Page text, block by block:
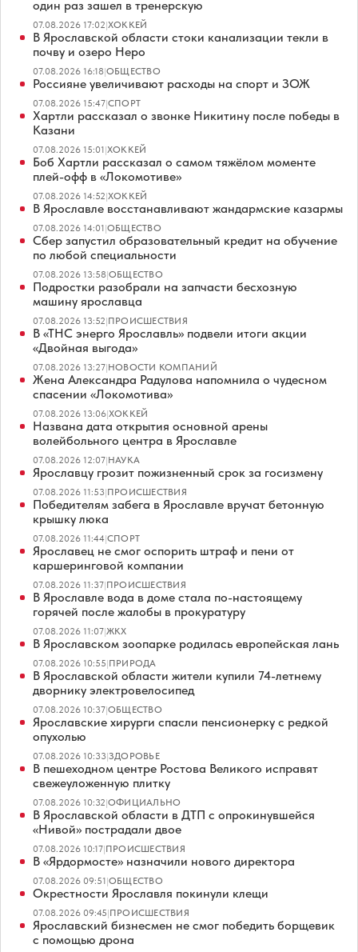
один раз зашел в тренерскую
07.08.2026 17:02|ХОККЕЙ
В Ярославской области стоки канализации текли в
почву и озеро Неро
07.08.2026 16:18|ОБЩЕСТВО
Россияне увеличивают расходы на спорт и ЗОЖ
07.08.2026 15:47|СПОРТ
Хартли рассказал о звонке Никитину после победы в
Казани
07.08.2026 15:01|ХОККЕЙ
Боб Хартли рассказал о самом тяжёлом моменте
плей-офф в «Локомотиве»
07.08.2026 14:52|ХОККЕЙ
В Ярославле восстанавливают жандармские казармы
07.08.2026 14:01|ОБЩЕСТВО
Сбер запустил образовательный кредит на обучение
по любой специальности
07.08.2026 13:58|ОБЩЕСТВО
Подростки разобрали на запчасти бесхозную
машину ярославца
07.08.2026 13:52|ПРОИСШЕСТВИЯ
В «ТНС энерго Ярославль» подвели итоги акции
«Двойная выгода»
07.08.2026 13:27|НОВОСТИ КОМПАНИЙ
Жена Александра Радулова напомнила о чудесном
спасении «Локомотива»
07.08.2026 13:06|ХОККЕЙ
Названа дата открытия основной арены
волейбольного центра в Ярославле
07.08.2026 12:07|НАУКА
Ярославцу грозит пожизненный срок за госизмену
07.08.2026 11:53|ПРОИСШЕСТВИЯ
Победителям забега в Ярославле вручат бетонную
крышку люка
07.08.2026 11:44|СПОРТ
Ярославец не смог оспорить штраф и пени от
каршеринговой компании
07.08.2026 11:37|ПРОИСШЕСТВИЯ
В Ярославле вода в доме стала по-настоящему
горячей после жалобы в прокуратуру
07.08.2026 11:07|ЖКХ
В Ярославском зоопарке родилась европейская лань
07.08.2026 10:55|ПРИРОДА
В Ярославской области жители купили 74-летнему
дворнику электровелосипед
07.08.2026 10:37|ОБЩЕСТВО
Ярославские хирурги спасли пенсионерку с редкой
опухолью
07.08.2026 10:33|ЗДОРОВЬЕ
В пешеходном центре Ростова Великого исправят
свежеуложенную плитку
07.08.2026 10:32|ОФИЦИАЛЬНО
В Ярославской области в ДТП с опрокинувшейся
«Нивой» пострадали двое
07.08.2026 10:17|ПРОИСШЕСТВИЯ
В «Ярдормосте» назначили нового директора
07.08.2026 09:51|ОБЩЕСТВО
Окрестности Ярославля покинули клещи
07.08.2026 09:45|ПРОИСШЕСТВИЯ
Ярославский бизнесмен не смог победить борщевик
с помощью дрона